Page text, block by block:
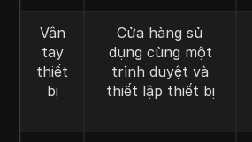
Vân
tay
thiết
bị
Cửa hàng sử
dụng cùng một
trình duyệt và
thiết lập thiết bị